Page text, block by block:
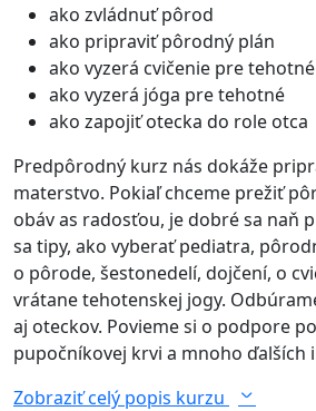
ako zvládnuť pôrod
ako pripraviť pôrodný plán
ako vyzerá cvičenie pre tehotné
ako vyzerá jóga pre tehotné
ako zapojiť otecka do role otca
Predpôrodný kurz nás dokáže
materstvo. Pokiaľ chceme prežiť
obáv as radosťou, je dobré sa naň
sa tipy, ako vyberať pediatra,
o pôrode, šestonedelí, dojčení, o
vrátane tehotenskej jogy.
aj oteckov. Povieme si o podpore
pupočníkovej krvi a mnoho ďalších
Zobraziť celý popis kurzu